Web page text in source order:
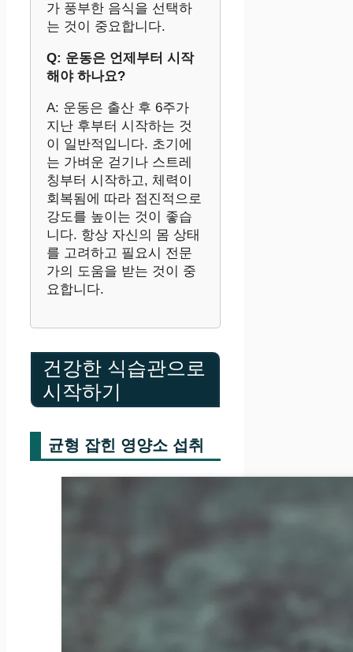
가 풍부한 음식을 선택하
는 것이 중요합니다.
Q: 운동은 언제부터 시작
해야 하나요?
A: 운동은 출산 후 6주가
지난 후부터 시작하는 것
이 일반적입니다. 초기에
는 가벼운 걷기나 스트레
칭부터 시작하고, 체력이
회복됨에 따라 점진적으로
강도를 높이는 것이 좋습
니다. 항상 자신의 몸 상태
를 고려하고 필요시 전문
가의 도움을 받는 것이 중
요합니다.
건강한 식습관으로
시작하기
균형 잡힌 영양소 섭취